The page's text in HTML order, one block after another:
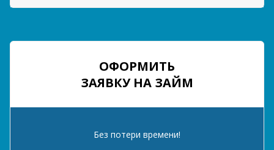
ОФОРМИТЬ
ЗАЯВКУ НА ЗАЙМ
Без потери времени!